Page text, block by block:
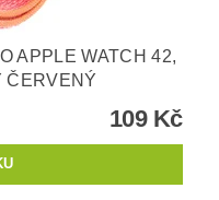
APPLE WATCH 42,
ČERVENÝ
109 Kč